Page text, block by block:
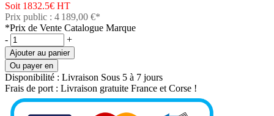
Soit 1832.5€ HT
Prix public : 4 189,00 €*
*Prix de Vente Catalogue Marque
-
+
Ajouter au panier
Ou payer en
Disponibilité : Livraison Sous 5 à 7 jours
Frais de port : Livraison gratuite France et Corse !